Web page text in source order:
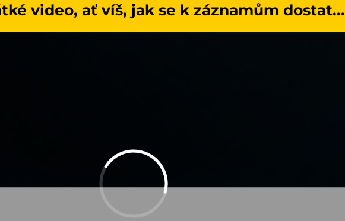
video, ať víš, jak se k záznamům dostat...